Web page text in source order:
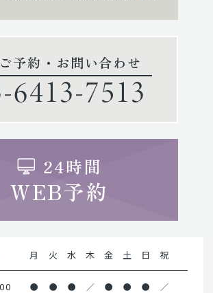
ご予約・お問い合わせ
6413-7513
24時間
WEB予約
月 火 水 木 金 土 日 祝
● ● ● ／ ● ● ● ／